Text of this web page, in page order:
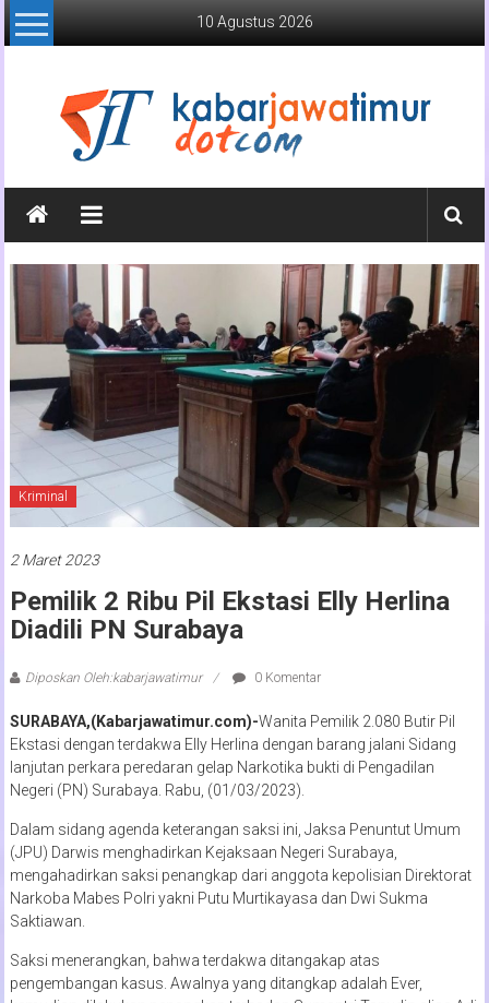
Lompat
ke
10 Agustus 2026
Kabar
Jawa
Timur
Media
Online
Timur
Kriminal
2 Maret 2023
Pemilik 2 Ribu Pil Ekstasi Elly Herlina
Diadili PN Surabaya
Diposkan Oleh:kabarjawatimur 0 Komentar
SURABAYA,(Kabarjawatimur.com)-Wanita Pemilik 2.080 Butir Pil
Ekstasi dengan terdakwa Elly Herlina dengan barang jalani Sidang
lanjutan perkara peredaran gelap Narkotika bukti di Pengadilan
Negeri (PN) Surabaya. Rabu, (01/03/2023).
Dalam sidang agenda keterangan saksi ini, Jaksa Penuntut Umum
(JPU) Darwis menghadirkan Kejaksaan Negeri Surabaya,
mengahadirkan saksi penangkap dari anggota kepolisian Direktorat
Narkoba Mabes Polri yakni Putu Murtikayasa dan Dwi Sukma
Saktiawan.
Saksi menerangkan, bahwa terdakwa ditangakap atas
pengembangan kasus. Awalnya yang ditangkap adalah Ever,